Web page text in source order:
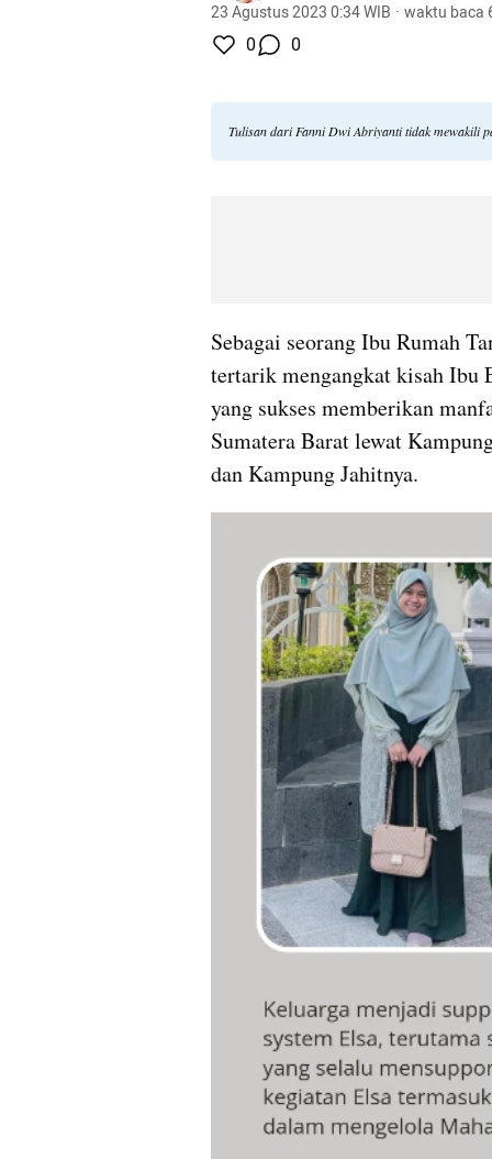
23 Agustus 2023 0:34 WIB · waktu baca
0 0
Tulisan dari Fanni Dwi Abriyanti tidak mewakili
Sebagai seorang Ibu Rumah
tertarik mengangkat kisah Ibu
yang sukses memberikan
Sumatera Barat lewat
dan Kampung Jahitnya.